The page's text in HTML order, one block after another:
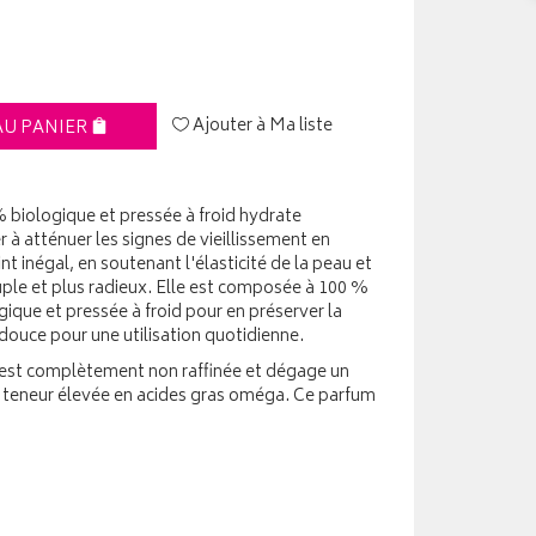
PANIER Ajouter à Ma liste
biologique et pressée à froid hydrate
atténuer les signes de vieillissement en
inégal, en soutenant l'élasticité de la peau et
et plus radieux. Elle est composée à 100 %
et pressée à froid pour en préserver la
pour une utilisation quotidienne.
complètement non raffinée et dégage un
élevée en acides gras oméga. Ce parfum